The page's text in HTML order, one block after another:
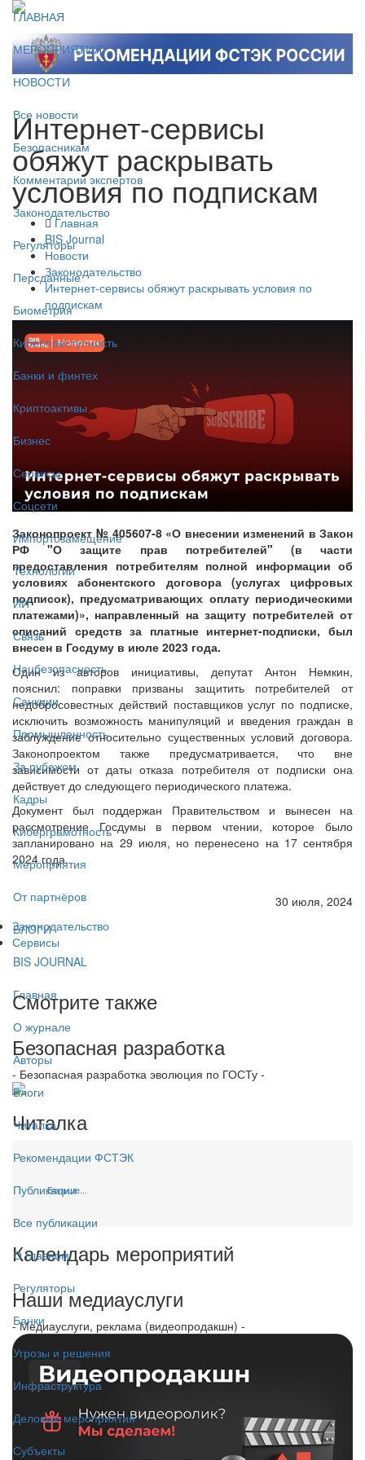
ГЛАВНАЯ
МЕРОПРИЯТИЯ
НОВОСТИ
Все новости
Безопасникам
Комментарии экспертов
Законодательство
Регуляторы
Персданные
Биометрия
Киберпреступность
Банки и финтех
Криптоактивы
Бизнес
Сервисы
Соцсети
Импортозамещение
Технологии
ИИ
Связь
Нацбезопасность
Санкции
Промышленность
За рубежом
Кадры
Киберграмотность
Мероприятия
От партнёров
БЛОГИ
BIS JOURNAL
Главная
О журнале
Авторы
Блоги
Читалка
Рекомендации ФСТЭК
Публикации
Все публикации
О главном
Регуляторы
Банки
Угрозы и решения
Инфраструктура
Деловые мероприятия
Субъекты
Интернет-сервисы
обяжут раскрывать
условия по подпискам
Главная
BIS Journal
Новости
Законодательство
Интернет-сервисы обяжут раскрывать условия по
подпискам
Законопроект № 405607-8 «О внесении изменений в Закон
РФ "О защите прав потребителей" (в части
предоставления потребителям полной информации об
условиях абонентского договора (услугах цифровых
подписок), предусматривающих оплату периодическими
платежами)», направленный на защиту потребителей от
списаний средств за платные интернет-подписки, был
внесен в Госдуму в июле 2023 года.
Один из авторов инициативы, депутат Антон Немкин,
пояснил: поправки призваны защитить потребителей от
недобросовестных действий поставщиков услуг по подписке,
исключить возможность манипуляций и введения граждан в
заблуждение относительно существенных условий договора.
Законопроектом также предусматривается, что вне
зависимости от даты отказа потребителя от подписки она
действует до следующего периодического платежа.
Документ был поддержан Правительством и вынесен на
рассмотрение Госдумы в первом чтении, которое было
запланировано на 29 июля, но перенесено на 17 сентября
2024 года.
30 июля, 2024
Законодательство
Сервисы
Смотрите также
Безопасная разработка
- Безопасная разработка эволюция по ГОСТу -
Читалка
Больше...
Календарь мероприятий
Наши медиауслуги
- Медиауслуги, реклама (видеопродакшн) -